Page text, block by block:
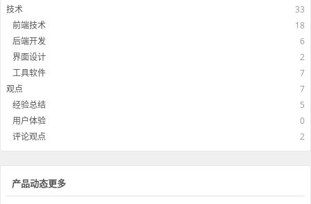
技术
33
前端技术
18
后端开发
6
界面设计
2
工具软件
7
观点
7
经验总结
5
用户体验
0
评论观点
2
产品动态更多